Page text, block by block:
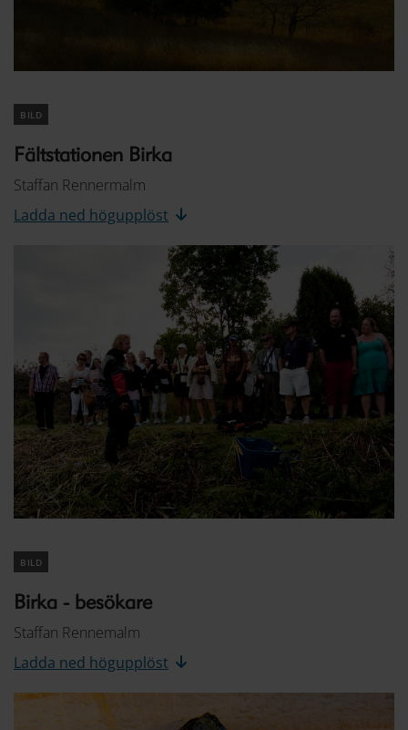
bild
Fältstationen Birka
Staffan Rennermalm
Ladda ned högupplöst
bild
Birka - besökare
Staffan Rennemalm
Ladda ned högupplöst